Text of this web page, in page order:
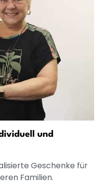
und
Geschenke für
Familien.